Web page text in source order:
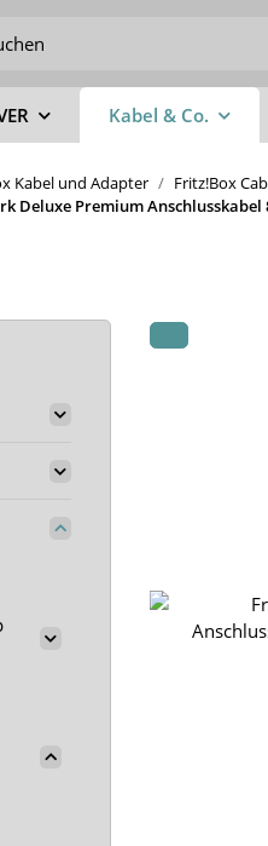
Kabel & Co.
Kabel und Adapter
Fritz!Box
Deluxe Premium